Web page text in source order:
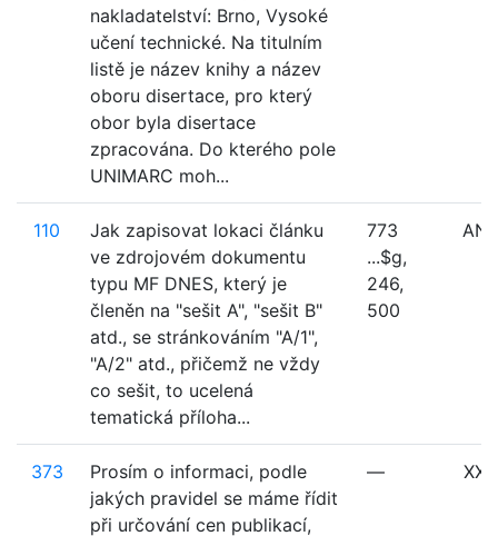
nakladatelství: Brno, Vysoké
učení technické. Na titulním
listě je název knihy a název
oboru disertace, pro který
obor byla disertace
zpracována. Do kterého pole
UNIMARC moh...
110
Jak zapisovat lokaci článku
ve zdrojovém dokumentu
typu MF DNES, který je
členěn na "sešit A", "sešit B"
atd., se stránkováním "A/1",
"A/2" atd., přičemž ne vždy
co sešit, to ucelená
tematická příloha...
773
...$g,
246,
500
ANL
373
Prosím o informaci, podle
jakých pravidel se máme řídit
při určování cen publikací,
— XXX